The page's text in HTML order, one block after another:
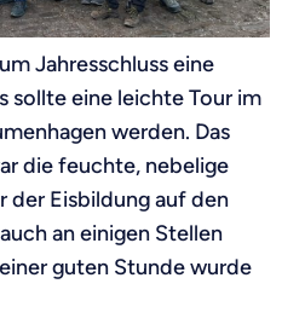
Jahresschluss eine
sollte eine leichte Tour im
werden. Das
die feuchte, nebelige
der Eisbildung auf den
an einigen Stellen
guten Stunde wurde